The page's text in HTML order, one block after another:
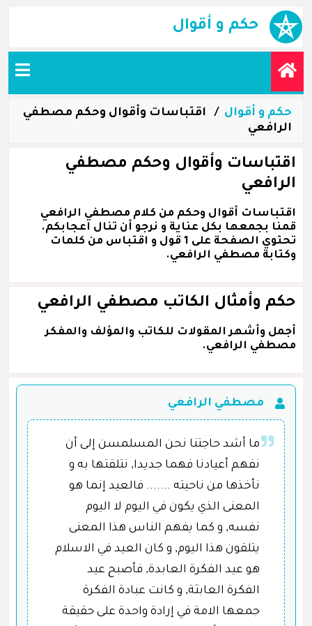
حكم و أقوال
حكم و أقوال
اقتباسات وأقوال وحكم مصطفي
الرافعي
اقتباسات وأقوال وحكم مصطفي
الرافعي
اقتباسات أقوال وحكم من كلام مصطفي الرافعي
قمنا بجمعها بكل عناية و نرجو أن تنال اعجابكم.
تحتوي الصفحة على 1 قول و اقتباس من كلمات
وكتابة مصطفي الرافعي.
حكم وأمثال الكاتب مصطفي الرافعي
أجمل وأشهر المقولات للكاتب والمؤلف والمفكر
مصطفي الرافعي.
مصطفي الرافعي
ما أشد حاجتنا نحن المسلمسن إلى أن
نفهم أعيادنا فهما جديدا, نتلقتها به و
نأخذها من ناحيته ....... فالعيد إنما هو
المعنى الذي يكون في اليوم لا اليوم
نفسه, و كما يفهم الناس هذا المعنى
يتلقون هذا اليوم, و كان العيد في الاسلام
هو عيد الفكرة العابدة, فأصبح عيد
الفكرة العابثة, و كانت عبادة الفكرة
جمعها الامة في إرادة واحدة على حقيقة